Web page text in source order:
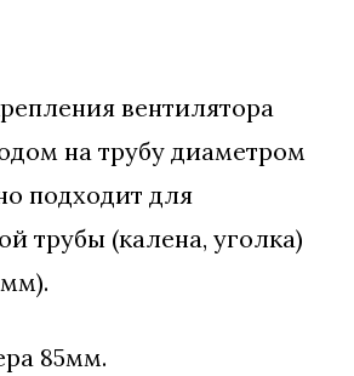
вентилятора
на трубу диаметром
подходит для
трубы (калена, уголка)
85мм.